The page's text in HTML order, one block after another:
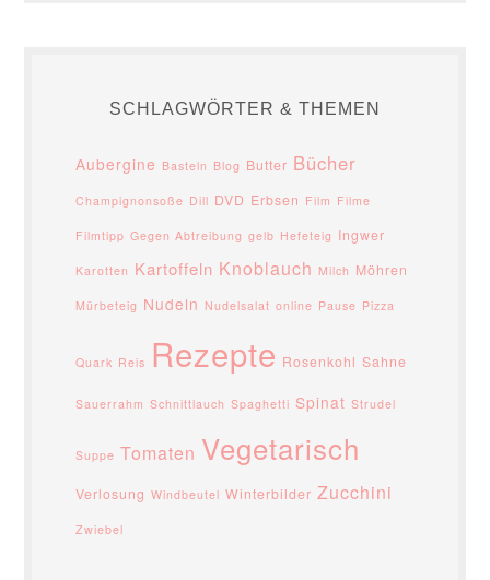
SCHLAGWÖRTER & THEMEN
Aubergine Basteln Blog Butter Bücher
Champignonsoße Dill DVD Erbsen Film Filme
Filmtipp Gegen Abtreibung gelb Hefeteig Ingwer
Karotten Kartoffeln Knoblauch Milch Möhren
Mürbeteig Nudeln Nudelsalat online Pause Pizza
Quark Reis Rezepte Rosenkohl Sahne
Sauerrahm Schnittlauch Spaghetti Spinat Strudel
Suppe Tomaten Vegetarisch
Verlosung Windbeutel Winterbilder Zucchini
Zwiebel